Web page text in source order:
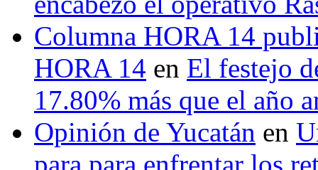
Columna HORA 14
HORA 14 en El festejo
17.80% más que el año
Opinión de Yucatán en